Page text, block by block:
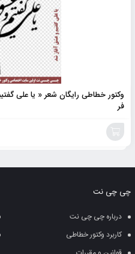
وکتور خطاطی رایگان شعر « یا علی
فر
سبد
چی چی نت
درباره چی چی نت
کاربرد وکتور خطاطی